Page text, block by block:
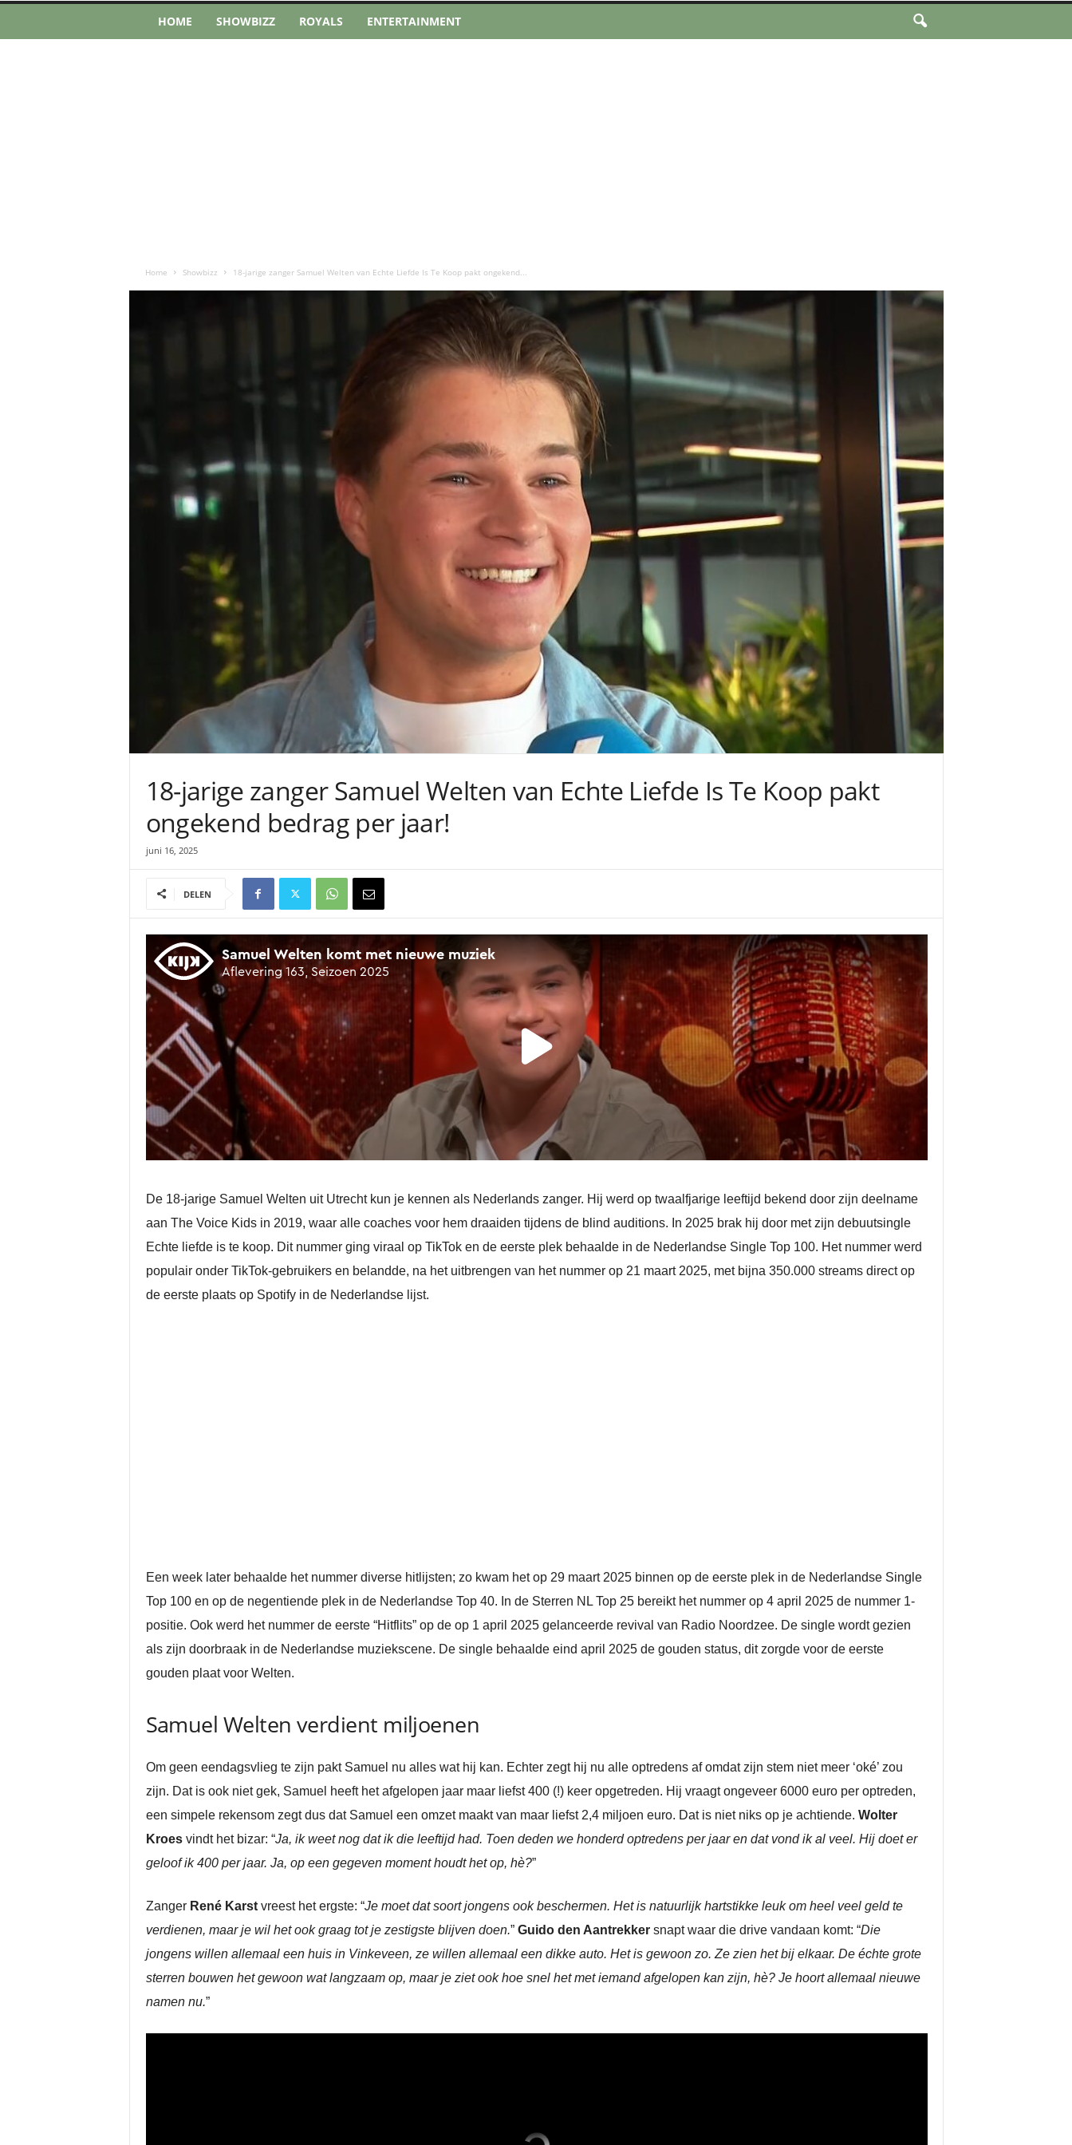
HOME SHOWBIZZ ROYALS ENTERTAINMENT
Home Showbizz 18-jarige zanger Samuel Welten van Echte Liefde Is Te Koop pakt ongekend...
18-jarige zanger Samuel Welten van Echte Liefde Is Te Koop pakt
ongekend bedrag per jaar!
juni 16, 2025
DELEN
De 18-jarige Samuel Welten uit Utrecht kun je kennen als Nederlands zanger. Hij werd op twaalfjarige leeftijd bekend door zijn deelname
aan The Voice Kids in 2019, waar alle coaches voor hem draaiden tijdens de blind auditions. In 2025 brak hij door met zijn debuutsingle
Echte liefde is te koop. Dit nummer ging viraal op TikTok en de eerste plek behaalde in de Nederlandse Single Top 100. Het nummer werd
populair onder TikTok-gebruikers en belandde, na het uitbrengen van het nummer op 21 maart 2025, met bijna 350.000 streams direct op
de eerste plaats op Spotify in de Nederlandse lijst.
Een week later behaalde het nummer diverse hitlijsten; zo kwam het op 29 maart 2025 binnen op de eerste plek in de Nederlandse Single
Top 100 en op de negentiende plek in de Nederlandse Top 40. In de Sterren NL Top 25 bereikt het nummer op 4 april 2025 de nummer 1-
positie. Ook werd het nummer de eerste “Hitflits” op de op 1 april 2025 gelanceerde revival van Radio Noordzee. De single wordt gezien
als zijn doorbraak in de Nederlandse muziekscene. De single behaalde eind april 2025 de gouden status, dit zorgde voor de eerste
gouden plaat voor Welten.
Samuel Welten verdient miljoenen
Om geen eendagsvlieg te zijn pakt Samuel nu alles wat hij kan. Echter zegt hij nu alle optredens af omdat zijn stem niet meer ‘oké’ zou
zijn. Dat is ook niet gek, Samuel heeft het afgelopen jaar maar liefst 400 (!) keer opgetreden. Hij vraagt ongeveer 6000 euro per optreden,
een simpele rekensom zegt dus dat Samuel een omzet maakt van maar liefst 2,4 miljoen euro. Dat is niet niks op je achtiende. Wolter
Kroesvindt het bizar: “Ja, ik weet nog dat ik die leeftijd had. Toen deden we honderd optredens per jaar en dat vond ik al veel. Hij doet er
geloof ik 400 per jaar. Ja, op een gegeven moment houdt het op, hè?”
Zanger René Karstvreest het ergste: “Je moet dat soort jongens ook beschermen. Het is natuurlijk hartstikke leuk om heel veel geld te
verdienen, maar je wil het ook graag tot je zestigste blijven doen.” Guido den Aantrekkersnapt waar die drive vandaan komt: “Die
jongens willen allemaal een huis in Vinkeveen, ze willen allemaal een dikke auto. Het is gewoon zo. Ze zien het bij elkaar. De échte grote
sterren bouwen het gewoon wat langzaam op, maar je ziet ook hoe snel het met iemand afgelopen kan zijn, hè? Je hoort allemaal nieuwe
namen nu.”